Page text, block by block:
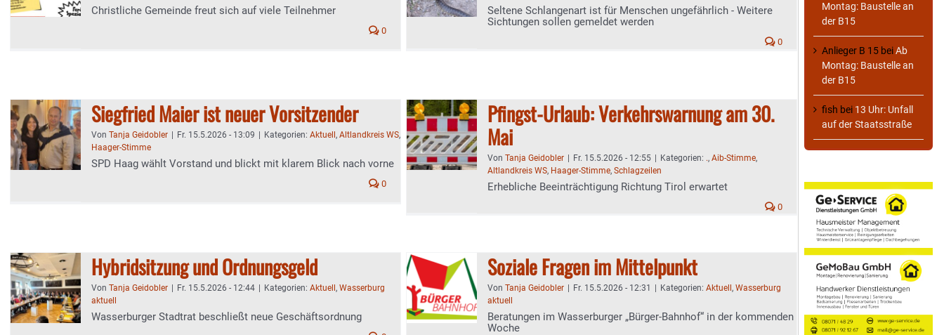
Christliche Gemeinde freut sich auf viele Teilnehmer
0
Seltene Schlangenart ist für Menschen ungefährlich - Weitere
Sichtungen sollen gemeldet werden
0
Siegfried Maier ist neuer Vorsitzender
Von Tanja Geidobler Fr. 15.5.2026 - 13:09 Kategorien: Aktuell , Altlandkreis WS,
Haager-Stimme
SPD Haag wählt Vorstand und blickt mit klarem Blick nach vorne
0
Pfingst-Urlaub: Verkehrswarnung am 30.
Mai
Von Tanja Geidobler Fr. 15.5.2026 - 12:55 Kategorien: ., Aib-Stimme,
Altlandkreis WS, Haager-Stimme, Schlagzeilen
Erhebliche Beeinträchtigung Richtung Tirol erwartet
0
Hybridsitzung und Ordnungsgeld
Von Tanja Geidobler Fr. 15.5.2026 - 12:44 Kategorien: Aktuell , Wasserburg
aktuell
Wasserburger Stadtrat beschließt neue Geschäftsordnung
Soziale Fragen im Mittelpunkt
Von Tanja Geidobler Fr. 15.5.2026 - 12:31 Kategorien: Aktuell , Wasserburg
aktuell
Beratungen im Wasserburger „Bürger-Bahnhof“ in der kommenden
Woche
Montag: Baustelle an
der B15
Anlieger B 15 beiAb
Montag: Baustelle an
der B15
fish bei 13 Uhr: Unfall
auf der Staatsstraße